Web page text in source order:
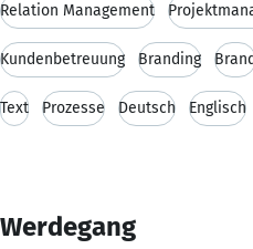
Relation Management
Kundenbetreuung Branding
Text Prozesse Deutsch Englisch
Werdegang